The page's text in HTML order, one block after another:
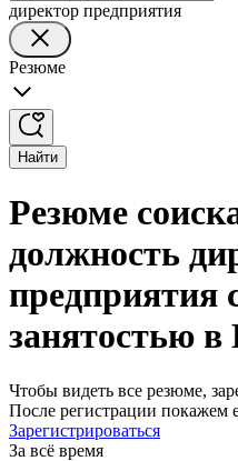
директор предприятия
Резюме
Найти
Резюме
должность
предприятия
занятостью в
Чтобы видеть все резюме,
После регистрации покажем
Зарегистрироваться
За всё время